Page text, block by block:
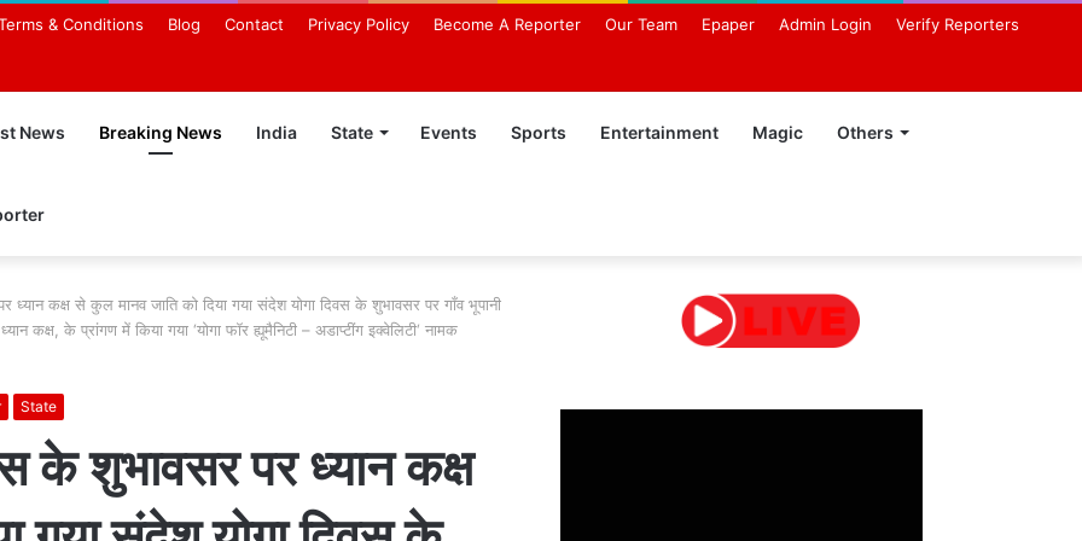
& Conditions Blog Contact Privacy Policy Become A Reporter Our Team Epaper Admin Login Verify Reporters
News Breaking News India State Events Sports Entertainment Magic Others
ध्यान कक्ष से कुल मानव जाति को दिया गया संदेश योगा दिवस के शुभावसर पर गाँव भूपानी
कक्ष, के प्रांगण में किया गया ‘योगा फॉर ह्यूमैनिटी – अडाप्टींग इक्वेलिटी‘ नामक
State
के शुभावसर पर ध्यान कक्ष